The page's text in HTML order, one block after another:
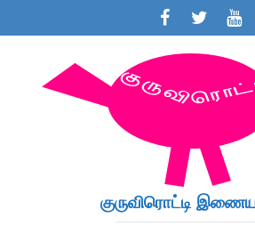
குருவிரொட்டி